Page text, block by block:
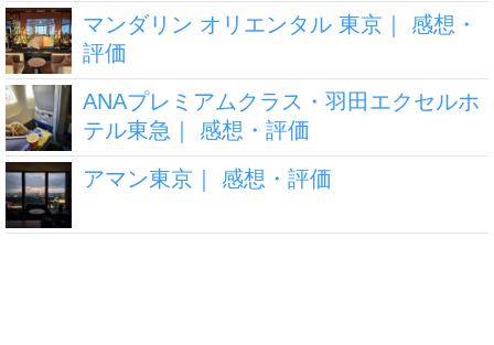
マンダリン オリエンタル 東京｜ 感想・
評価
ANAプレミアムクラス・羽田エクセルホ
テル東急｜ 感想・評価
アマン東京｜ 感想・評価